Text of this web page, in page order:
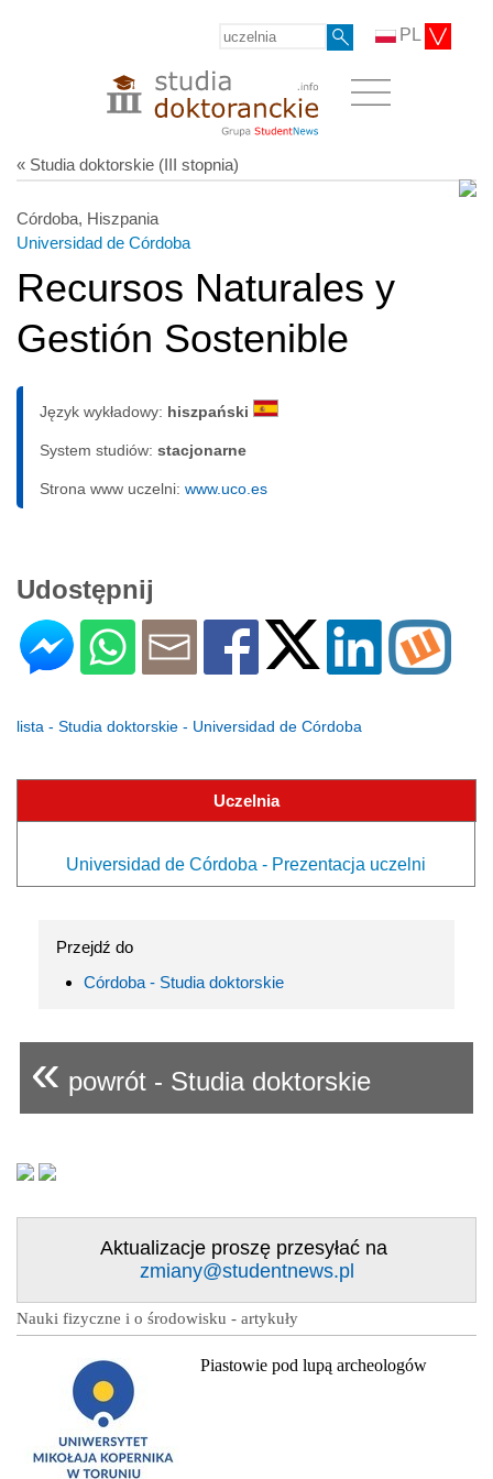
PL
« Studia doktorskie (III stopnia)
Córdoba, Hiszpania
Universidad de Córdoba
Recursos Naturales y
Gestión Sostenible
Język wykładowy: hiszpański
System studiów: sta­cjo­nar­ne
Strona www uczelni: www.uco.es
Udostępnij
lista - Studia doktorskie - Universidad de Córdoba
Uczelnia
Universidad de Córdoba - Prezentacja uczelni
Przejdź do
Córdoba - Studia doktorskie
« powrót - Studia doktorskie
Aktualizacje proszę przesyłać na
zmiany@studentnews.pl
Nauki fizyczne i o środowisku - artykuły
Piastowie pod lupą archeologów